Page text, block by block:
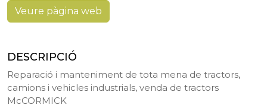
Veure pàgina web
DESCRIPCIÓ
Reparació i manteniment de tota mena de tractors,
camions i vehicles industrials, venda de tractors
McCORMICK